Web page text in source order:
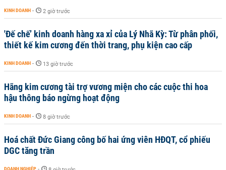
KINH DOANH - 2 giờ trước
'Đế chế’ kinh doanh hàng xa xỉ của Lý Nhã Kỳ: Từ phân phối,
thiết kế kim cương đến thời trang, phụ kiện cao cấp
KINH DOANH - 13 giờ trước
Hãng kim cương tài trợ vương miện cho các cuộc thi hoa
hậu thông báo ngừng hoạt động
KINH DOANH - 8 giờ trước
Hoá chất Đức Giang công bố hai ứng viên HĐQT, cổ phiếu
DGC tăng trần
DOANH NGHIỆP